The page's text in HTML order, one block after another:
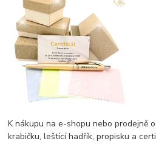
K nákupu na e-shopu nebo prodejně
krabičku, leštící hadřík, propisku a